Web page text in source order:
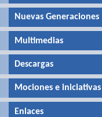
Nuevas Generaciones
Multimedias
Descargas
Mociones e iniciativas
Enlaces